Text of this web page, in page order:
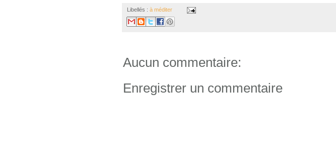
Libellés : à méditer
Aucun commentaire:
Enregistrer un commentaire